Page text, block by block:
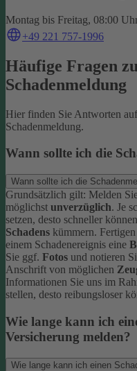
Montag bis Freitag, 08:00
+49 221 757-1996
Häufige Fragen
Schadenmeldung
Hier finden Sie Antworten
Schadenmeldung.
Wann sollte ich die
Wann sollte ich die
Grundsätzlich gilt: Melden
möglichst unverzüglich. Je
setzen, desto schneller
Schadens kümmern.
einem Schadenereignis eine
Sie ggf. Fotos und notieren
Anschrift von möglichen
Informationen Sie uns im
stellen, desto reibungsloser
Wie lange kann ich
Versicherung melden?
Wie lange kann ich einen